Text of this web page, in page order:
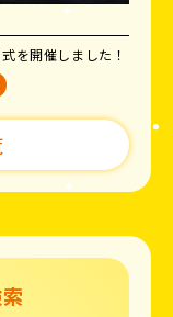
を開催しました！